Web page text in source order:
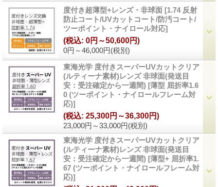
度付き超薄型+レンズ・非球面 [1.74 反射
防止コート/UVカットコート/防汚コート/
ツーポイント・ナイロール対応]
0円～46,000円(税別)
(税込: 0円～50,600円)
東海光学 度付きスーパーUVカットクリア
(ルティーナ素材)レンズ 非球面(発送目
安：受注確定から一週間) [薄型 屈折率1.6
0 (ツーポイント・ナイロールフレーム対
応)]
23,000円～33,000円(税別)
(税込: 25,300円～36,300円)
東海光学 度付きスーパーUVカットクリア
(ルティーナ素材)レンズ 非球面(発送目
安：受注確定から一週間) [薄型+ 屈折率1.
67 (ツーポイント・ナイロールフレーム対
応)]